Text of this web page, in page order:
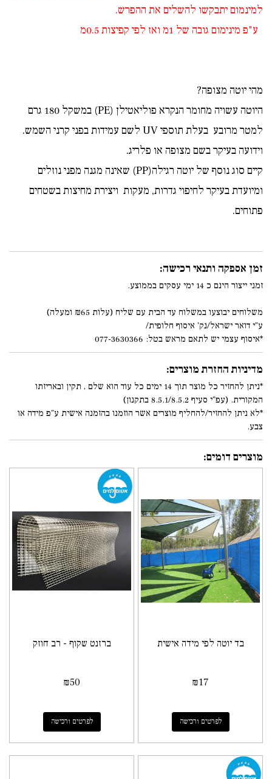
למינמום יתבקשו להשלים את ההפרש.
ע"פ מינימום גובה של 1מ ואז לפי קפיצות 0.5מ
מהי יוטה מצופה?
היוטה עשויה מחומר הנקרא פוליאטילן (PE) במשקל 180 גרם
למטר מרובע בעלת תוספי UV לשם עמידות בפני קרני השמש.
וידועה בעיקר בשם מצופה או פלריג.
קיים סוג נוסף של יוטה רגילה(PP) שאינה מגנה מפני נוזלים
ומיועדת בעיקר לחיפוי גדרות, מעקות ויצירת מחיצות בשטחים
פתוחים.
זמן אספקה ותנאי רכישה:
זמני ייצור הינם כ 14 ימי עסקים בממוצע.
משלוחים יבוצעו במשלוח עד הבית עם שליח (עלות ₪65 ומעלה)
ע"י דואר ישראל/נק' איסוף חלופית/
*איסוף עצמי יש לתאם מראש בטל: 077-3630366
מדיניות החזרת מוצרים:
*ניתן להחזיר כל מוצר תוך 14 ימים כל עוד הוא שלם , תקין ובאריזתו
המקורית. (עפ"י סעיף 8.5.1/8.5.2 בתקנון)
*לא ניתן להחזיר/להחליף מוצרים אשר הוזמנו בהזמנה אישית ע"פ מידה או
צבע.
מוצרים דומים:
בד יוטה לפי מידה אישית
₪17
לפרטים ורכישה
ברזנט שקוף - רב חוזק
₪50
לפרטים ורכישה